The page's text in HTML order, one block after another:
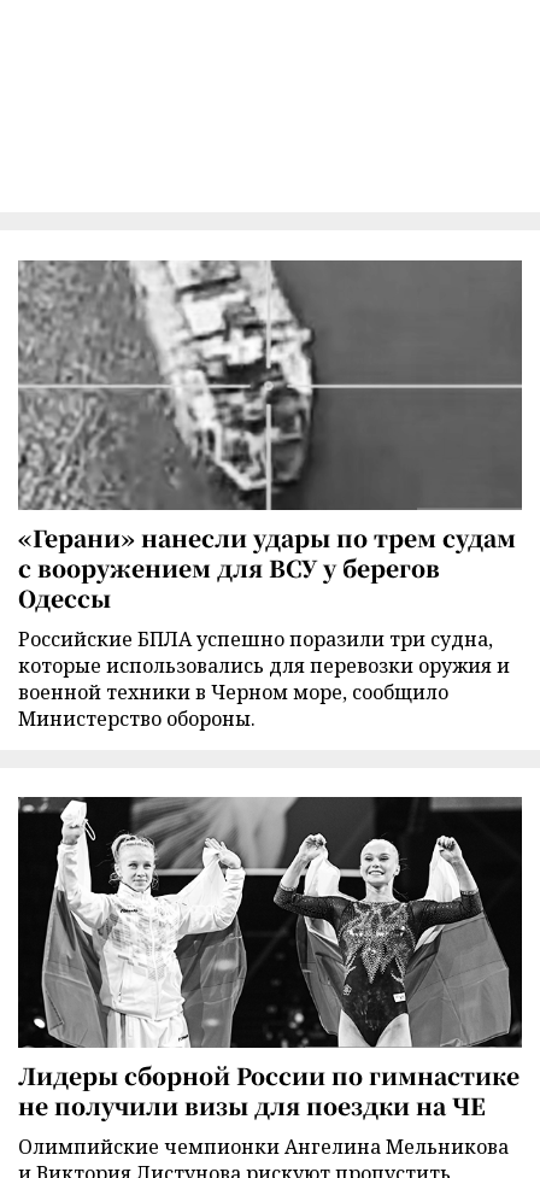
«Герани» нанесли удары по трем судам
с вооружением для ВСУ у берегов
Одессы
Российские БПЛА успешно поразили три судна,
которые использовались для перевозки оружия и
военной техники в Черном море, сообщило
Министерство обороны.
Лидеры сборной России по гимнастике
не получили визы для поездки на ЧЕ
Олимпийские чемпионки Ангелина Мельникова